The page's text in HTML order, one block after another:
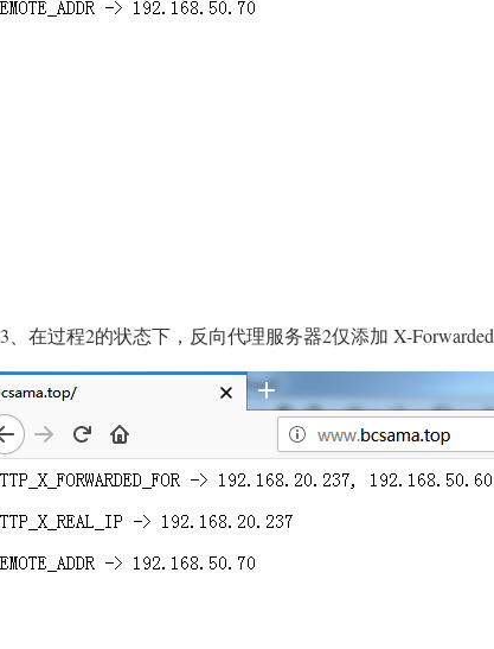
3、在过程2的状态下，反向代理服务器2仅添加 X-